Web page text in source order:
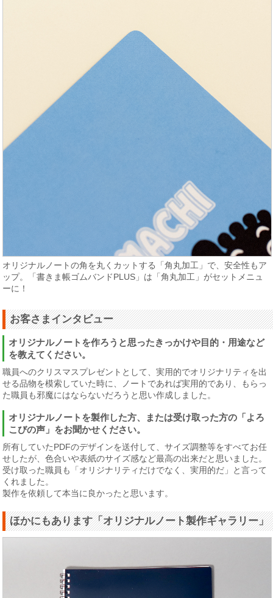
オリジナルノートの角を丸くカットする「角丸加工」で、安全性もア
ップ。「書きま帳ゴムバンドPLUS」は「角丸加工」がセットメニュ
ーに！
お客さまインタビュー
オリジナルノートを作ろうと思ったきっかけや目的・用途など
を教えてください。
職員へのクリスマスプレゼントとして、実用的でオリジナリティを出
せる品物を模索していた時に、ノートであれば実用的であり、もらっ
た職員も邪魔にはならないだろうと思い作成しました。
オリジナルノートを製作した方、または受け取った方の「よろ
こびの声」をお聞かせください。
所有していたPDFのデザインを送付して、サイズ調整等をすべてお任
せしたが、色合いや表紙のサイズ感など最高の出来だと思いました。
受け取った職員も「オリジナリティだけでなく、実用的だ」と言って
くれました。
製作を依頼して本当に良かったと思います。
ほかにもあります「オリジナルノート製作ギャラリー」